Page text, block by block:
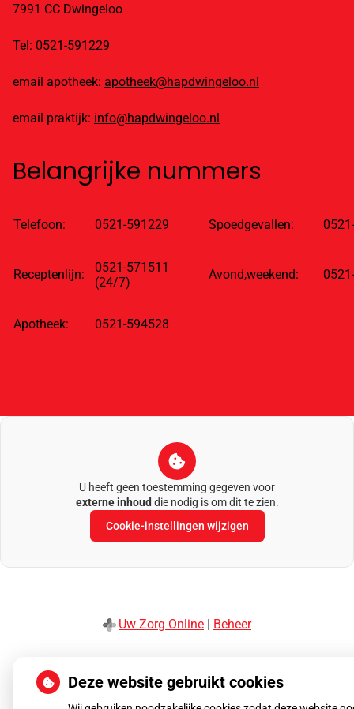
7991 CC Dwingeloo
Tel: 0521-591229
email apotheek: apotheek@hapdwingeloo.nl
email praktijk: info@hapdwingeloo.nl
Belangrijke nummers
Telefoon: 0521-591229 Spoedgevallen:
Receptenlijn:
0521-571511
(24/7)
Avond,weekend:
Apotheek: 0521-594528
U heeft geen toestemming gegeven voor
externe inhoud die nodig is om dit te zien.
Cookie-instellingen wijzigen
Uw Zorg Online | Beheer
Deze website gebruikt cookies